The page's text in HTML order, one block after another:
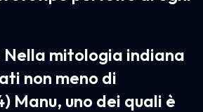
Nella mitologia indiana
non meno di
Manu, uno dei quali è